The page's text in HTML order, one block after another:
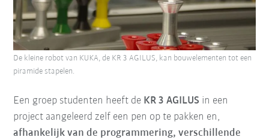
Een groep studenten heeft de KR 3 AGILUS in een
project aangeleerd zelf een pen op te pakken en,
afhankelijk van de programmering, verschillende
De kleine robot van KUKA, de KR 3 AGILUS, kan bouwelementen tot een
piramide stapelen.